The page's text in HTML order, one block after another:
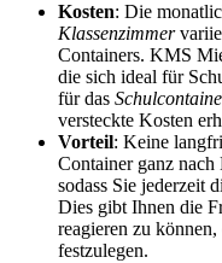
Kosten: Die
Klassenzimmer
Containers. KMS
die sich ideal für
für das
versteckte Kosten
Vorteil: Keine
Container ganz nach
sodass Sie jederzeit
Dies gibt Ihnen die
reagieren zu
festzulegen.